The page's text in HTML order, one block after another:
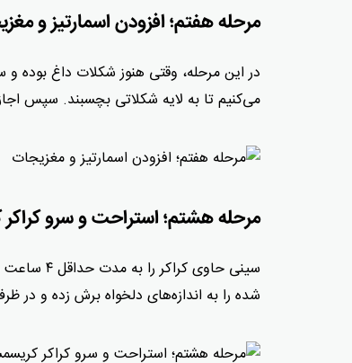
مرحله هفتم؛ افزودن اسمارتیز و
در این مرحله، وقتی هنوز شکلات داغ
می‌کنیم تا به لایه شکلاتی بچسبند. سپس
مرحله هشتم؛ استراحت و سرو
سینی
شده را به اندازه‌های دلخواه برش زده و در